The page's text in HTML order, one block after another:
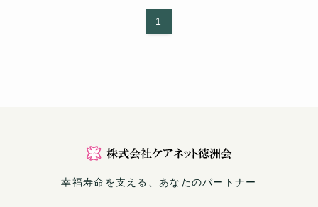
1
幸福寿命を支える、あなたのパートナー